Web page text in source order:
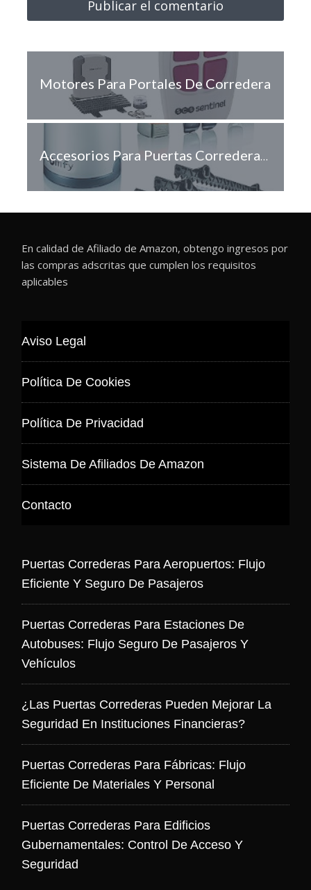
Motores Para Portales De Corredera
Accesorios Para Puertas Correderas De Garaje
En calidad de Afiliado de Amazon, obtengo ingresos por
las compras adscritas que cumplen los requisitos
aplicables
Aviso Legal
Política De Cookies
Política De Privacidad
Sistema De Afiliados De Amazon
Contacto
Puertas Correderas Para Aeropuertos: Flujo
Eficiente Y Seguro De Pasajeros
Puertas Correderas Para Estaciones De
Autobuses: Flujo Seguro De Pasajeros Y
Vehículos
¿Las Puertas Correderas Pueden Mejorar La
Seguridad En Instituciones Financieras?
Puertas Correderas Para Fábricas: Flujo
Eficiente De Materiales Y Personal
Puertas Correderas Para Edificios
Gubernamentales: Control De Acceso Y
Seguridad